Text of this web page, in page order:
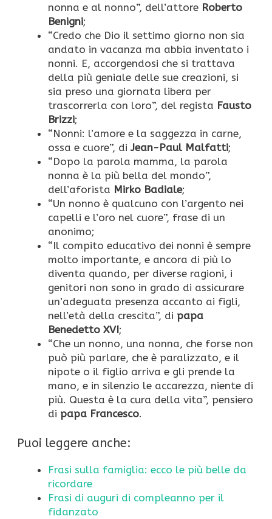
nonna e al nonno”, dell’attore Roberto
Benigni;
“Credo che Dio il settimo giorno non sia
andato in vacanza ma abbia inventato i
nonni. E, accorgendosi che si trattava
della più geniale delle sue creazioni, si
sia preso una giornata libera per
trascorrerla con loro”, del regista Fausto
Brizzi;
“Nonni: l’amore e la saggezza in carne,
ossa e cuore”, diJean-Paul Malfatti;
“Dopo la parola mamma, la parola
nonna è la più bella del mondo”,
dell’aforista Mirko Badiale;
“Un nonno è qualcuno con l’argento nei
capelli e l’oro nel cuore”, frase di un
anonimo;
“Il compito educativo dei nonni è sempre
molto importante, e ancora di più lo
diventa quando, per diverse ragioni, i
genitori non sono in grado di assicurare
un’adeguata presenza accanto ai figli,
nell’età della crescita”, di papa
Benedetto XVI;
“Che un nonno, una nonna, che forse non
può più parlare, che è paralizzato, e il
nipote o il figlio arriva e gli prende la
mano, e in silenzio le accarezza, niente di
più. Questa è la cura della vita”, pensiero
di papa Francesco.
Puoi leggere anche:
Frasi sulla famiglia: ecco le più belle da
ricordare
Frasi di auguri di compleanno per il
fidanzato